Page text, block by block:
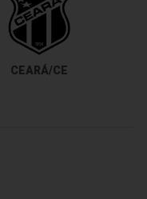
CEARÁ/CE